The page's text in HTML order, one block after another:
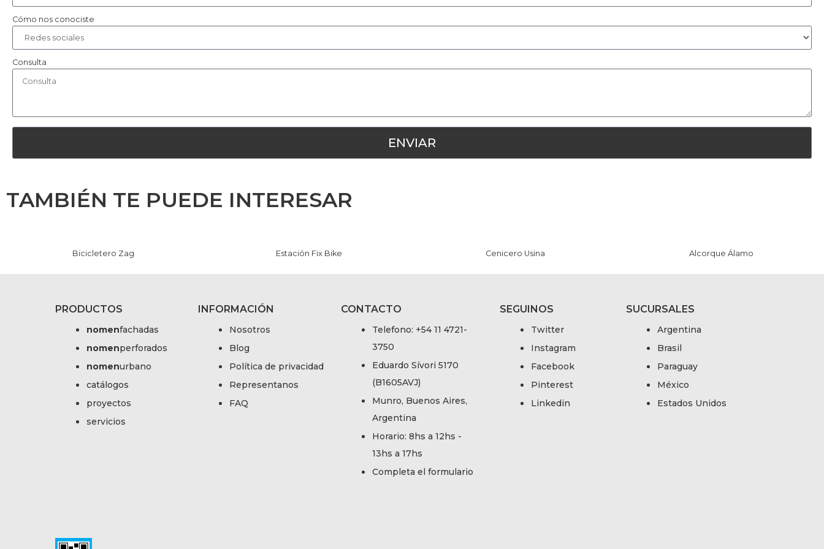
Cómo nos conociste
Consulta
TAMBIÉN TE PUEDE INTERESAR
Bicicletero Zag Estación Fix Bike Cenicero Usina Alcorque Álamo
PRODUCTOS
nomenfachadas
nomenperforados
nomenurbano
catálogos
proyectos
servicios
INFORMACIÓN
Nosotros
Blog
Política de privacidad
Representanos
FAQ
CONTACTO
Telefono: +54 11 4721-
3750
Eduardo Sívori 5170
(B1605AVJ)
Munro, Buenos Aires,
Argentina
Horario: 8hs a 12hs -
13hs a 17hs
Completa el formulario
SEGUINOS
Twitter
Instagram
Facebook
Pinterest
Linkedin
SUCURSALES
Argentina
Brasil
Paraguay
México
Estados Unidos